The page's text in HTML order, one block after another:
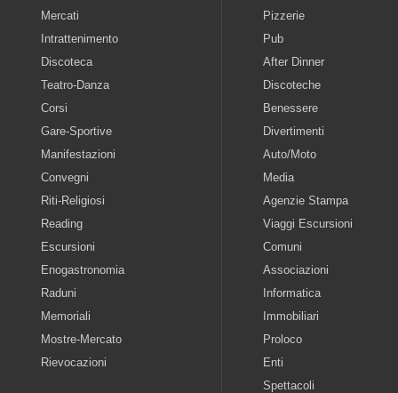
Mercati
Intrattenimento
Discoteca
Teatro-Danza
Corsi
Gare-Sportive
Manifestazioni
Convegni
Riti-Religiosi
Reading
Escursioni
Enogastronomia
Raduni
Memoriali
Mostre-Mercato
Rievocazioni
Pizzerie
Pub
After Dinner
Discoteche
Benessere
Divertimenti
Auto/Moto
Media
Agenzie Stampa
Viaggi Escursioni
Comuni
Associazioni
Informatica
Immobiliari
Proloco
Enti
Spettacoli